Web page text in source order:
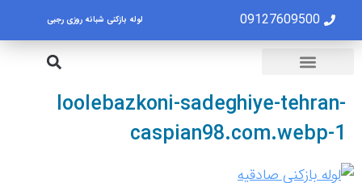
09127609500 لوله بازکنی شبانه روزی رجبی
loolebazkoni-sadeghiye-tehran-
caspian98.com.webp-1